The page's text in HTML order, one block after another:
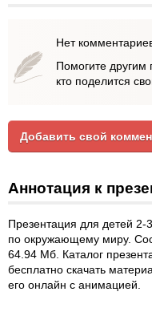
Нет
Помогите другим
кто поделится
Добавить свой
Аннотация к
Презентация для детей
по окружающему миру.
64.94 Мб. Каталог
бесплатно скачать
его онлайн с анимацией.